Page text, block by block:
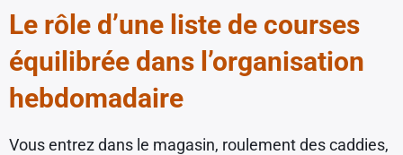
Le rôle d’une liste de courses
équilibrée dans l’organisation
hebdomadaire
Vous entrez dans le magasin, roulement des caddies,